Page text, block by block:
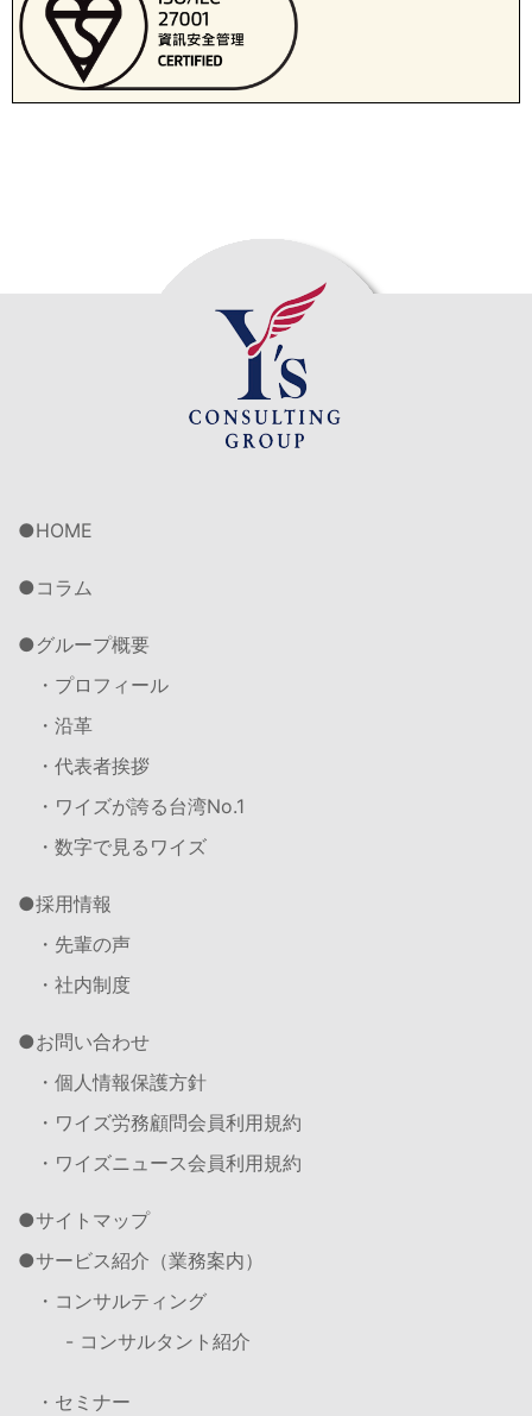
HOME
コラム
グループ概要
・プロフィール
・沿革
・代表者挨拶
・ワイズが誇る台湾No.1
・数字で見るワイズ
採用情報
・先輩の声
・社内制度
お問い合わせ
・個人情報保護方針
・ワイズ労務顧問会員利用規約
・ワイズニュース会員利用規約
サイトマップ
サービス紹介（業務案内）
・コンサルティング
- コンサルタント紹介
・セミナー